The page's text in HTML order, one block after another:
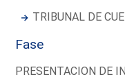
TRIBUNAL DE
Fase
PRESENTACION DE